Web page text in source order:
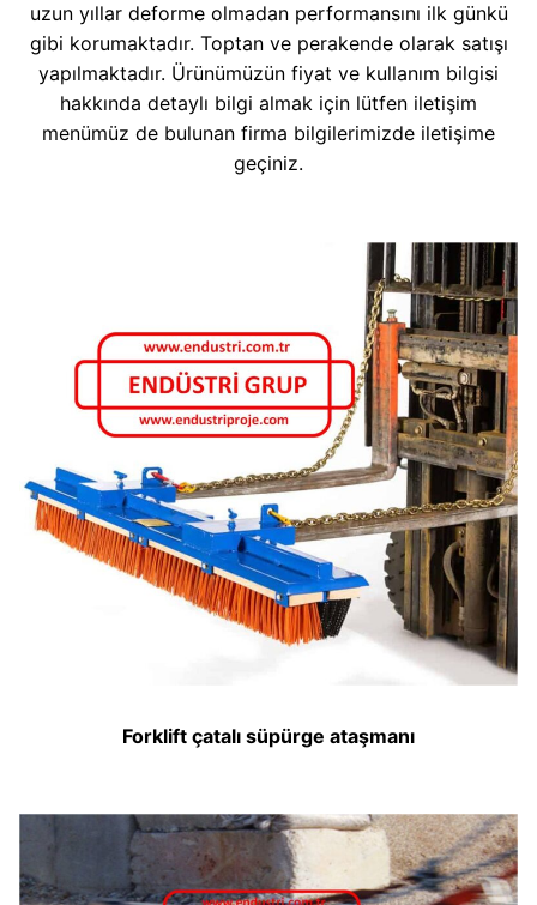
uzun yıllar deforme olmadan performansını ilk günkü
gibi korumaktadır. Toptan ve perakende olarak satışı
yapılmaktadır. Ürünümüzün fiyat ve kullanım bilgisi
hakkında detaylı bilgi almak için lütfen iletişim
menümüz de bulunan firma bilgilerimizde iletişime
geçiniz.
Forklift çatalı süpürge ataşmanı